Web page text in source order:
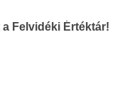
Felvidéki Értéktár!